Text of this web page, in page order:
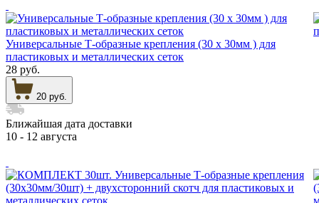
Универсальные Т-образные крепления (30 х 30мм ) для
пластиковых и металлических сеток
28 руб.
20 руб.
Ближайшая дата доставки
10 - 12 августа